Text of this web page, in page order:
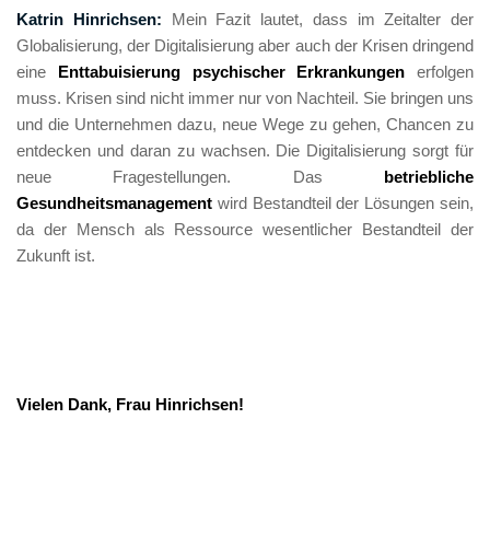
Katrin Hinrichsen: Mein Fazit lautet, dass im Zeitalter der
Globalisierung, der Digitalisierung aber auch der Krisen dringend
eine Enttabuisierung psychischer Erkrankungen erfolgen
muss. Krisen sind nicht immer nur von Nachteil. Sie bringen uns
und die Unternehmen dazu, neue Wege zu gehen, Chancen zu
entdecken und daran zu wachsen. Die Digitalisierung sorgt für
neue Fragestellungen. Das betriebliche
Gesundheitsmanagement wird Bestandteil der Lösungen sein,
da der Mensch als Ressource wesentlicher Bestandteil der
Zukunft ist.
Vielen Dank, Frau Hinrichsen!